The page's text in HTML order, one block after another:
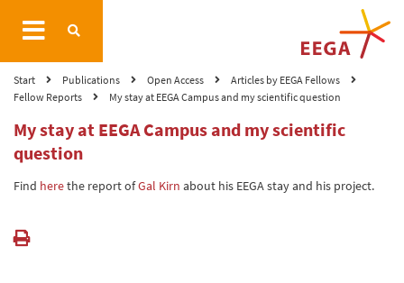
Start Publications Open Access
Articles by EEGA Fellows
Fellow Reports
My stay at EEGA Campus and my scientific question
My stay at EEGA Campus and my scientific
question
Find herethe report ofGal Kirn about his EEGA stay and his project.